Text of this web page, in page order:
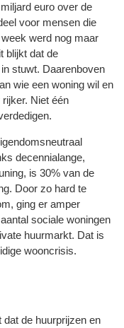
euro over de
voor mensen die
werd nog maar
blijkt dat de
stuwt. Daarenboven
wie een woning wil en
Niet één
decennialange,
is 30% van de
Door zo hard te
ging er amper
sociale woningen
huurmarkt. Dat is
wooncrisis.
de huurprijzen en